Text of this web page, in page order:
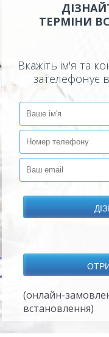
ТЕРМІНИ
Вкажіть ім'я та
зателефонує
(онлайн-
встановлення)